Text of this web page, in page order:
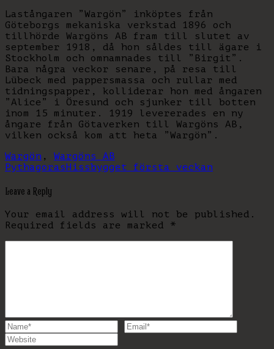
Lastångaren ”Wargön” inköptes från
Göteborgs mekaniska verkstad 1896 och
tillhörde Wargöns AB fram till slutet av
september 1918, då hon såldes till ägare i
Stockholm och omnamnades till ”Birgit”.
Bara några veckor senare, på resa till
Lübeck med pappersmassa och rullar med
tidningspapper, kolliderar hon med ångaren
”Alice” i Öresund och sjunker till botten
inom 15 minuter. 1919 levererades en ny
ångare från Götaverken till Wargöns AB,
vilken också kom att heta ”Wargön”.
Wargön , Wargöns AB
PythagorasHissbygget första veckan
Leave a Reply
Your email address will not be published.
Required fields are marked *